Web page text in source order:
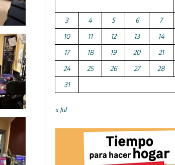
3
4 5 6 7
10
11 12 13 14
17
18 19 20 21
24
25 26 27 28
31
« Jul